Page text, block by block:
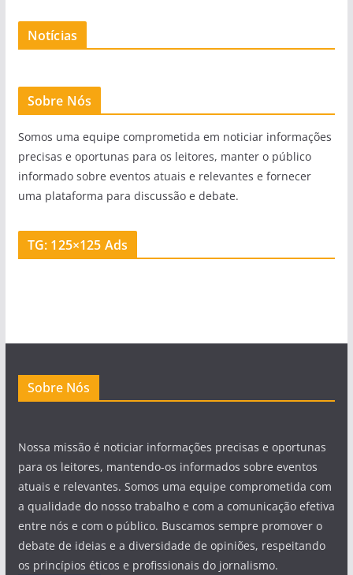
Notícias
Sobre Nós
Somos uma equipe comprometida em noticiar informações
precisas e oportunas para os leitores, manter o público
informado sobre eventos atuais e relevantes e fornecer
uma plataforma para discussão e debate.
TG: 125×125 Ads
Sobre Nós
Nossa missão é noticiar informações precisas e oportunas
para os leitores, mantendo-os informados sobre eventos
atuais e relevantes. Somos uma equipe comprometida com
a qualidade do nosso trabalho e com a comunicação efetiva
entre nós e com o público. Buscamos sempre promover o
debate de ideias e a diversidade de opiniões, respeitando
os princípios éticos e profissionais do jornalismo.